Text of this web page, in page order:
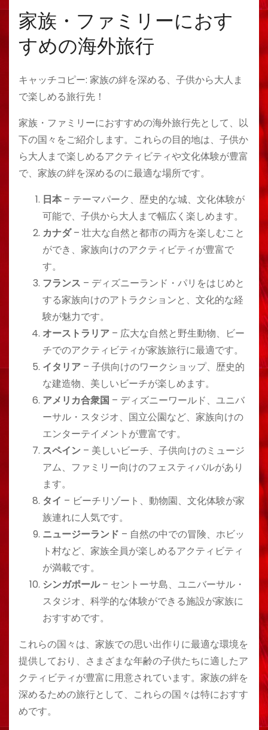
家族・ファミリーにおす
すめの海外旅行
キャッチコピー: 家族の絆を深める、子供から大人ま
で楽しめる旅行先！
家族・ファミリーにおすすめの海外旅行先として、以
下の国々をご紹介します。これらの目的地は、子供か
ら大人まで楽しめるアクティビティや文化体験が豊富
で、家族の絆を深めるのに最適な場所です。
日本 – テーマパーク、歴史的な城、文化体験が
可能で、子供から大人まで幅広く楽しめます。
カナダ– 壮大な自然と都市の両方を楽しむこと
ができ、家族向けのアクティビティが豊富で
す。
フランス – ディズニーランド・パリをはじめと
する家族向けのアトラクションと、文化的な経
験が魅力です。
オーストラリア – 広大な自然と野生動物、ビー
チでのアクティビティが家族旅行に最適です。
イタリア – 子供向けのワークショップ、歴史的
な建造物、美しいビーチが楽しめます。
アメリカ合衆国 – ディズニーワールド、ユニバ
ーサル・スタジオ、国立公園など、家族向けの
エンターテイメントが豊富です。
スペイン – 美しいビーチ、子供向けのミュージ
アム、ファミリー向けのフェスティバルがあり
ます。
タイ – ビーチリゾート、動物園、文化体験が家
族連れに人気です。
ニュージーランド – 自然の中での冒険、ホビッ
ト村など、家族全員が楽しめるアクティビティ
が満載です。
シンガポール– セントーサ島、ユニバーサル・
スタジオ、科学的な体験ができる施設が家族に
おすすめです。
これらの国々は、家族での思い出作りに最適な環境を
提供しており、さまざまな年齢の子供たちに適したア
クティビティが豊富に用意されています。家族の絆を
深めるための旅行として、これらの国々は特におすす
めです。